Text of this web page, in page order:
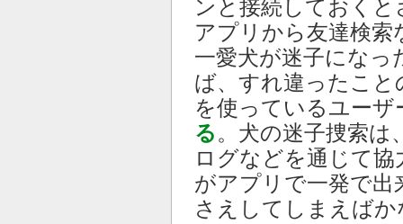
ンと接続しておく
アプリから友達検
一愛犬が迷子になっ
ば、すれ違ったこ
を使っているユーザ
る。犬の迷子捜索は
ログなどを通じて
がアプリで一発で
さえしてしまえば